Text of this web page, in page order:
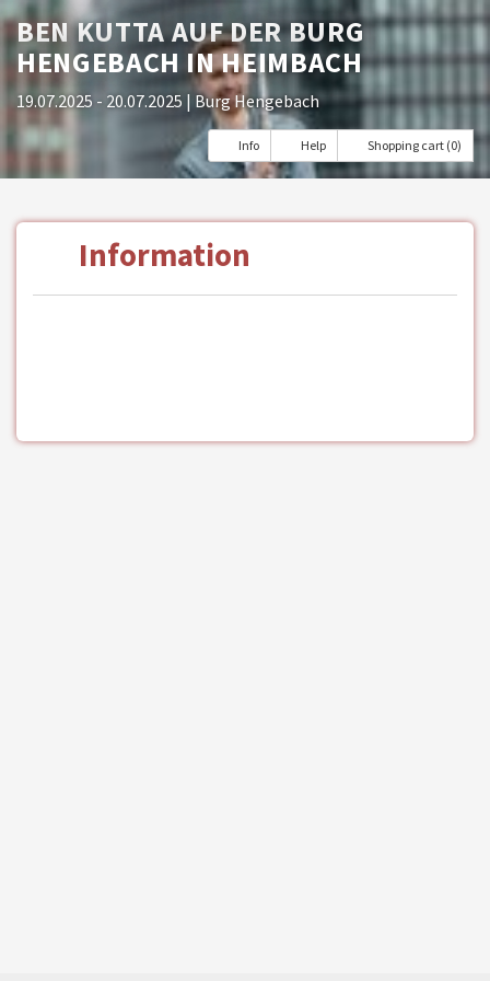
BEN KUTTA AUF DER BURG
HENGEBACH IN HEIMBACH
19.07.2025 - 20.07.2025 | Burg Hengebach
Info Help Shopping cart (0)
Information